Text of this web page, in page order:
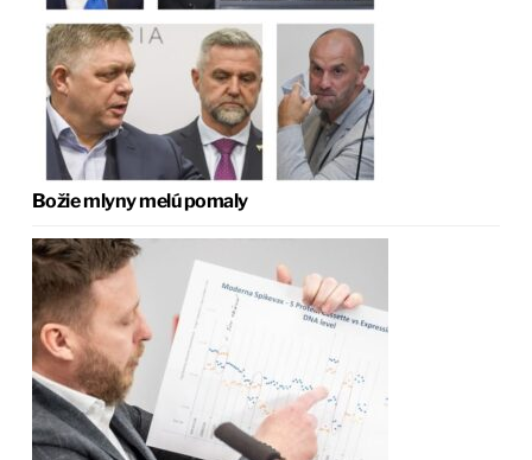
Božie mlyny melú pomaly